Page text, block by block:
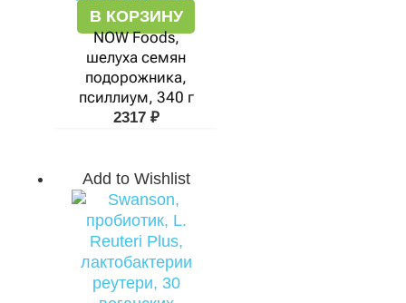
В КОРЗИНУ
NOW Foods,
шелуха семян
подорожника,
псиллиум, 340 г
2317 ₽
Add to Wishlist